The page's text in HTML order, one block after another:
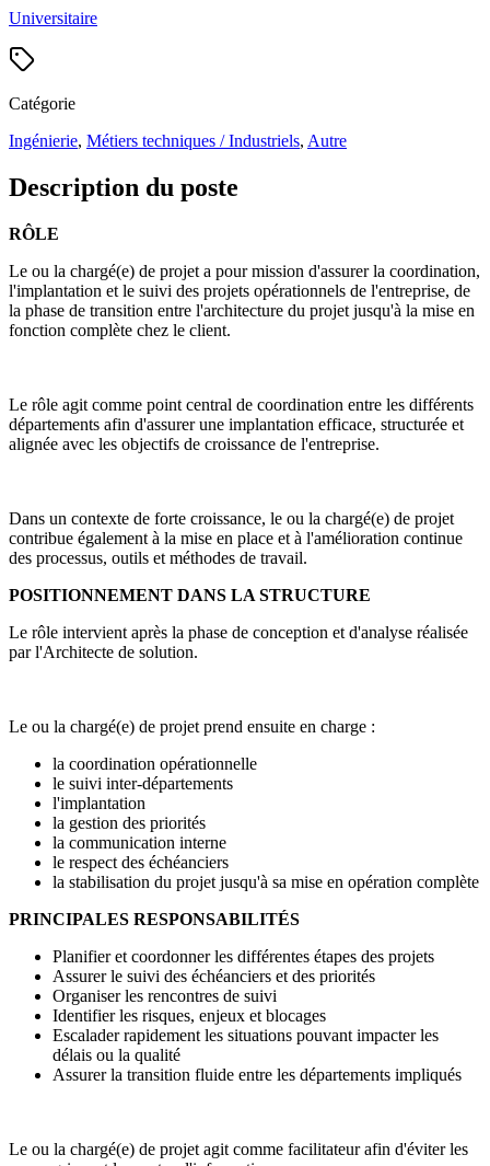
Universitaire
Catégorie
Ingénierie, Métiers techniques / Industriels, Autre
Description du poste
RÔLE
Le ou la chargé(e) de projet a pour mission d'assurer la coordination,
l'implantation et le suivi des projets opérationnels de l'entreprise, de
la phase de transition entre l'architecture du projet jusqu'à la mise en
fonction complète chez le client.
Le rôle agit comme point central de coordination entre les différents
départements afin d'assurer une implantation efficace, structurée et
alignée avec les objectifs de croissance de l'entreprise.
Dans un contexte de forte croissance, le ou la chargé(e) de projet
contribue également à la mise en place et à l'amélioration continue
des processus, outils et méthodes de travail.
POSITIONNEMENT DANS LA STRUCTURE
Le rôle intervient après la phase de conception et d'analyse réalisée
par l'Architecte de solution.
Le ou la chargé(e) de projet prend ensuite en charge :
la coordination opérationnelle
le suivi inter-départements
l'implantation
la gestion des priorités
la communication interne
le respect des échéanciers
la stabilisation du projet jusqu'à sa mise en opération complète
PRINCIPALES RESPONSABILITÉS
Planifier et coordonner les différentes étapes des projets
Assurer le suivi des échéanciers et des priorités
Organiser les rencontres de suivi
Identifier les risques, enjeux et blocages
Escalader rapidement les situations pouvant impacter les
délais ou la qualité
Assurer la transition fluide entre les départements impliqués
Le ou la chargé(e) de projet agit comme facilitateur afin d'éviter les